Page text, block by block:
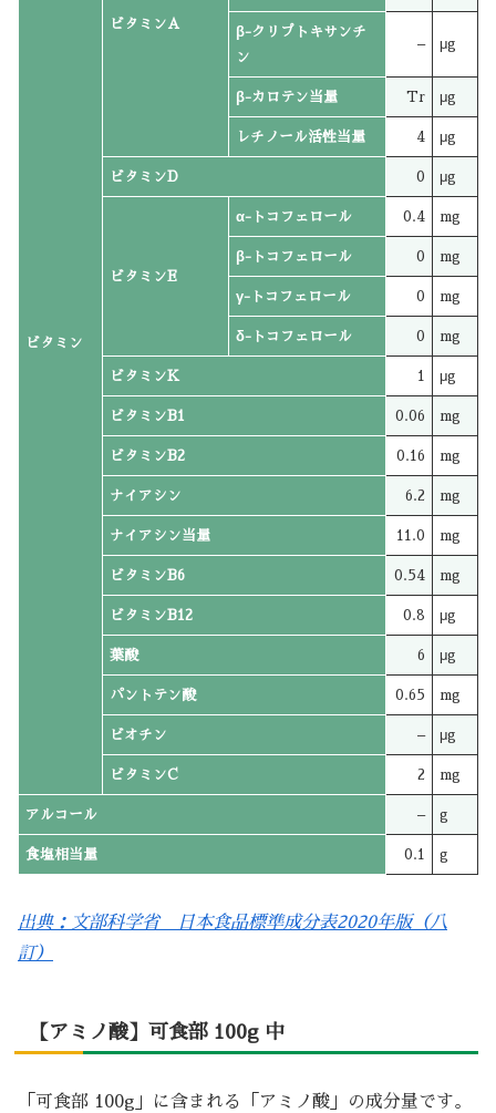
ビタミン
ビタミンA
β-クリプトキサンチ
ン
– μg
β-カロテン当量 Tr μg
レチノール活性当量 4 μg
ビタミンD 0 μg
ビタミンE
α-トコフェロール 0.4 mg
β-トコフェロール 0 mg
γ-トコフェロール 0 mg
δ-トコフェロール 0 mg
ビタミンK 1 μg
ビタミンB1 0.06 mg
ビタミンB2 0.16 mg
ナイアシン 6.2 mg
ナイアシン当量 11.0 mg
ビタミンB6 0.54 mg
ビタミンB12 0.8 μg
葉酸 6 μg
パントテン酸 0.65 mg
ビオチン – μg
ビタミンC 2 mg
アルコール – g
食塩相当量 0.1 g
出典：文部科学省 日本食品標準成分表2020年版（八
訂）
【アミノ酸】可食部 100g 中
「可食部 100g」に含まれる「アミノ酸」の成分量です。